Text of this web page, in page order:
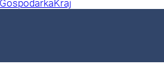
GospodarkaKraj